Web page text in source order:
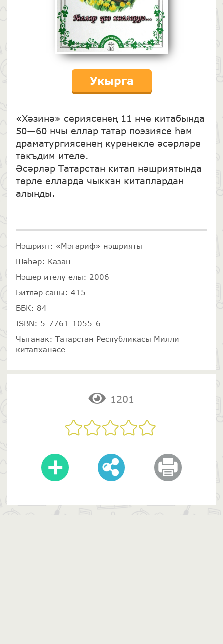
Укырга
«Хәзинә» сериясенең 11 нче китабында
50—60 нчы еллар татар поэзиясе һәм
драматургиясенең күренекле әсәрләре
тәкъдим ителә.
Әсәрләр Татарстан китап нәшриятында
төрле елларда чыккан китаплардан
алынды.
Нәшрият: «Мәгариф» нәшрияты
Шәһәр: Казан
Нәшер ителү елы: 2006
Битләр саны: 415
ББК: 84
ISBN: 5-7761-1055-6
Чыганак: Татарстан Республикасы Милли
китапханәсе
1201